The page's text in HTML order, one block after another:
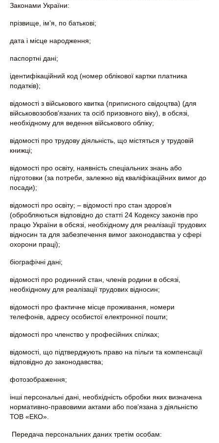
Законами України:
прізвище, ім’я, по батькові;
дата і місце народження;
паспортні дані;
ідентифікаційний код (номер облікової картки платника
податків);
відомості з військового квитка (приписного свідоцтва) (для
військовозобов’язаних та осіб призовного віку), в обсязі,
необхідному для ведення військового обліку;
відомості про трудову діяльність, що містяться у трудовій
книжці;
відомості про освіту, наявність спеціальних знань або
підготовки (за потреби, залежно від кваліфікаційних вимог до
посади);
відомості про освіту; – відомості про стан здоров’я
(обробляються відповідно до статті 24 Кодексу законів про
працю України в обсязі, необхідному для реалізації трудових
відносин та для забезпечення вимог законодавства у сфері
охорони праці);
біографічні дані;
відомості про родинний стан, членів родини в обсязі,
необхідному для реалізації трудових відносин;
відомості про фактичне місце проживання, номери
телефонів, адресу особистої електронної пошти;
відомості про членство у професійних спілках;
відомості, що підтверджують право на пільги та компенсації
відповідно до законодавства;
фотозображення;
інші персональні дані, необхідність обробки яких визначена
нормативно-правовими актами або пов’язана з діяльністю
ТОВ «ЕКО».
Передача персональних даних третім особам: